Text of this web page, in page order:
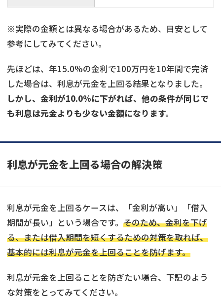
※実際の金額とは異なる場合があるため、目安として
参考にしてみてください。
先ほどは、年15.0%の金利で100万円を10年間で完済
した場合は、利息が元金を上回る結果となりました。
しかし、金利が10.0%に下がれば、他の条件が同じで
も利息は元金よりも少ない金額になります。
利息が元金を上回る場合の解決策
利息が元金を上回るケースは、「金利が高い」「借入
期間が長い」という場合です。 そのため、金利を下げ
る、または借入期間を短くするための対策を取れば、
基本的には利息が元金を上回ることを防げます。
利息が元金を上回ることを防ぎたい場合、下記のよう
な対策をとってみてください。